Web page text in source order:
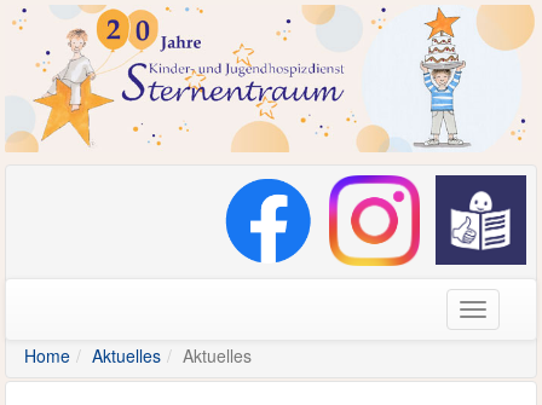
Home
Aktuelles Aktuelles